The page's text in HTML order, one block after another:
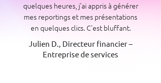
quelques heures, j’ai appris à générer
mes reportings et mes présentations
en quelques clics. C’est bluffant.
Julien D., Directeur financier –
Entreprise de services